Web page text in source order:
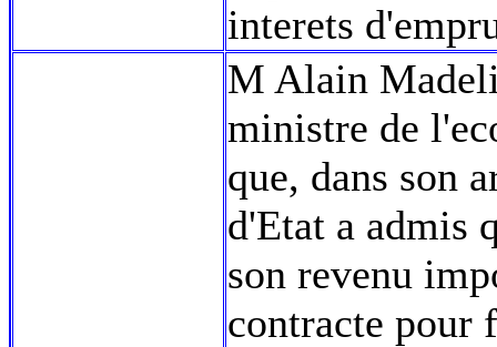
interets
M Alain
ministre de
que, dans son
d'Etat a admis
son revenu
contracte pour